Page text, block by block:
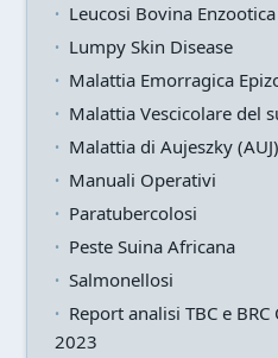
Leucosi Bovina
Lumpy Skin Disease
Malattia Emorragica
Malattia Vescicolare del
Malattia di Aujeszky (AUJ)
Manuali Operativi
Paratubercolosi
Peste Suina Africana
Salmonellosi
Report analisi TBC e
2023